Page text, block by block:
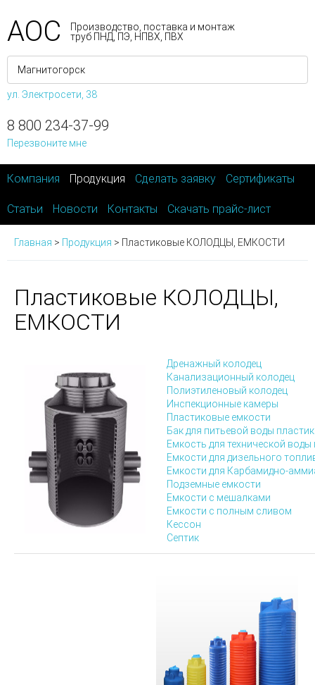
АОС
Производство, поставка и монтаж
труб ПНД, ПЭ, НПВХ, ПВХ
ул. Электросети, 38
8 800 234-37-99
Перезвоните мне
Компания Продукция Сделать заявку Сертификаты
Статьи Новости Контакты Скачать прайс-лист
Главная > Продукция > Пластиковые КОЛОДЦЫ, ЕМКОСТИ
Пластиковые КОЛОДЦЫ,
ЕМКОСТИ
Дренажный колодец
Канализационный колодец
Полиэтиленовый колодец
Инспекционные камеры
Пластиковые емкости
Бак для питьевой воды
Емкость для технической воды
Емкости для дизельного
Емкости для Карбамидно-
Подземные емкости
Емкости с мешалками
Емкости с полным сливом
Кессон
Септик